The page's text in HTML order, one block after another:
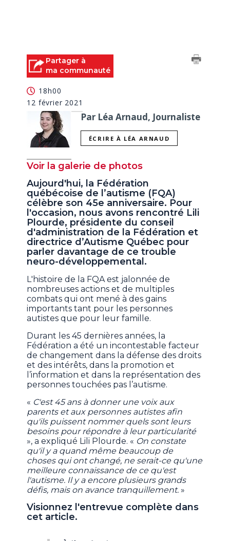
Partager à
ma communauté
18h00
12 février 2021
Par Léa Arnaud, Journaliste
ÉCRIRE À LÉA ARNAUD
Voir la galerie de photos
Aujourd'hui, la Fédération
québécoise de l’autisme (FQA)
célèbre son 45e anniversaire. Pour
l'occasion, nous avons rencontré Lili
Plourde, présidente du conseil
d'administration de la Fédération et
directrice d’Autisme Québec pour
parler davantage de ce trouble
neuro-développemental.
L'histoire de la FQA est jalonnée de
nombreuses actions et de multiples
combats qui ont mené à des gains
importants tant pour les personnes
autistes que pour leur famille.
Durant les 45 dernières années, la
Fédération a été un incontestable facteur
de changement dans la défense des droits
et des intérêts, dans la promotion et
l’information et dans la représentation des
personnes touchées pas l’autisme.
« C'est 45 ans à donner une voix aux
parents et aux personnes autistes afin
qu'ils puissent nommer quels sont leurs
besoins pour répondre à leur particularité
», a expliqué Lili Plourde. « On constate
qu'il y a quand même beaucoup de
choses qui ont changé, ne serait-ce qu'une
meilleure connaissance de ce qu'est
l'autisme. Il y a encore plusieurs grands
défis, mais on avance tranquillement. »
Visionnez l'entrevue complète dans
cet article.